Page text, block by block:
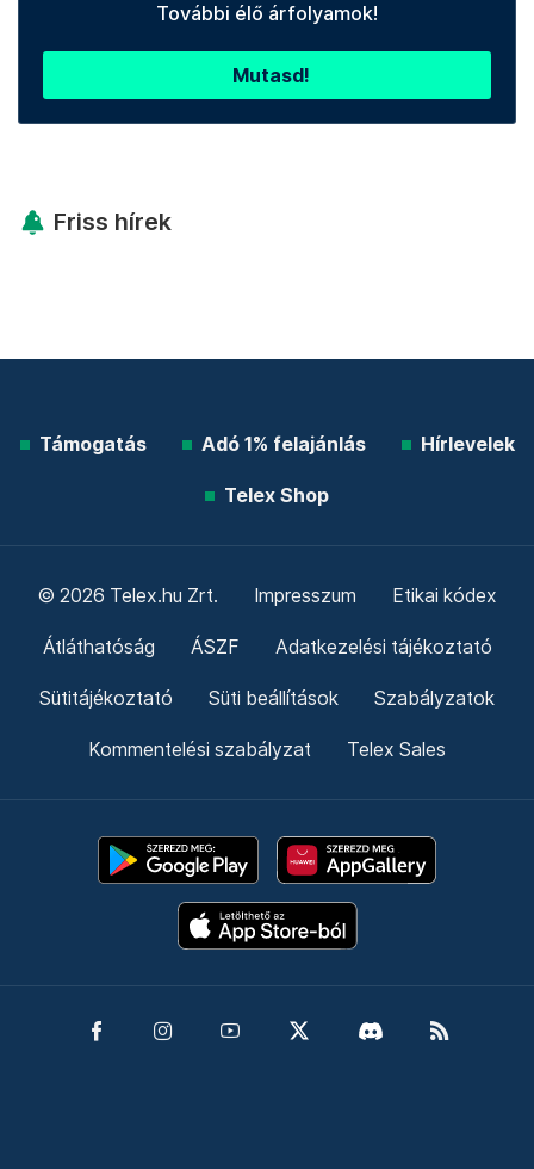
További élő árfolyamok!
Mutasd!
Friss hírek
Támogatás Adó 1% felajánlás Hírlevelek
Telex Shop
© 2026 Telex.hu Zrt. Impresszum Etikai kódex
Átláthatóság ÁSZF Adatkezelési tájékoztató
Sütitájékoztató Süti beállítások Szabályzatok
Kommentelési szabályzat Telex Sales